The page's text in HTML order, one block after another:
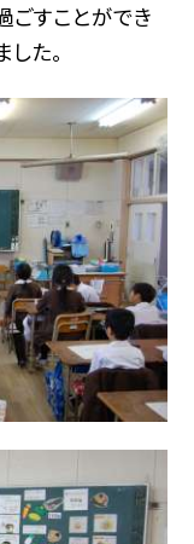
ごすことができ
した。